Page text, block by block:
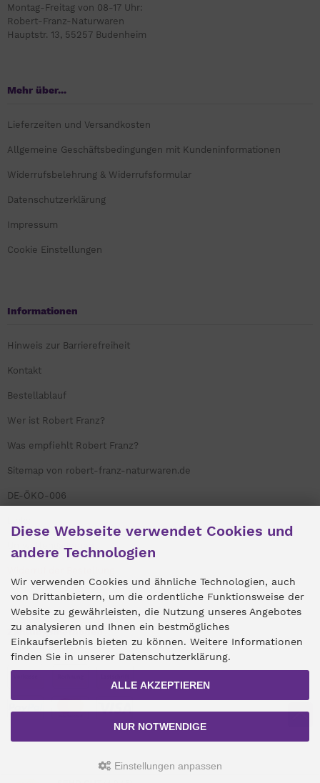
Montag-Freitag von 08-17 Uhr:
Robert-Franz-Naturwaren
Hauptstr. 13, 55257 Budenheim
Mehr über...
Lieferzeiten und Versandkosten
Allgemeine Geschäftsbedingungen mit Kundeninformationen
Widerrufsbelehrung & Widerrufsformular
Datenschutzerklärung
Impressum
Cookie Einstellungen
Informationen
Hinweis zur Barrierefreiheit
Kontakt
Bestellablauf
Wer ist Robert Franz?
Was empfiehlt Robert Franz?
Sitemap von robert-franz-naturwaren.de
DE-ÖKO-006
Umweltengagement
Zahlungsmethoden
Diese Webseite verwendet Cookies und
andere Technologien
Wir verwenden Cookies und ähnliche Technologien, auch
von Drittanbietern, um die ordentliche Funktionsweise der
Website zu gewährleisten, die Nutzung unseres Angebotes
zu analysieren und Ihnen ein bestmögliches
Einkaufserlebnis bieten zu können. Weitere Informationen
finden Sie in unserer Datenschutzerklärung.
ALLE AKZEPTIEREN
NUR NOTWENDIGE
Einstellungen anpassen